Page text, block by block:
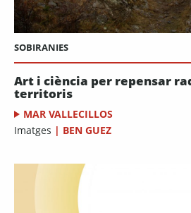
SOBIRANIES
Art i ciència per repensar
territoris
MAR VALLECILLOS
Imatges | BEN GUEZ